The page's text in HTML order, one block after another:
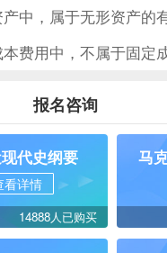
产中，属于无形资产
费用中，不属于固定
报名咨询
代史纲要
看详情
14888人已购买
马